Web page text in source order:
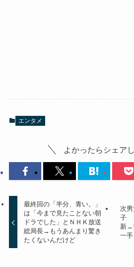
エンタメ
よかったらシェア
最終回の「半分、青い。」
は「今まで見たことない朝
ドラでした」とＮＨＫ放送
総局長→もうあんまり驚き
たくないんだけど
次
子
新→
一手